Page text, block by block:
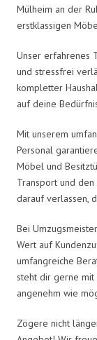
Mülheim an der
erstklassigen
Unser erfahrenes
und stressfrei
kompletter
auf deine
Mit unserem
Personal
Möbel und
Transport und
darauf verlassen,
Bei
Wert auf
umfangreiche
steht dir gerne mit
angenehm wie
Zögere nicht